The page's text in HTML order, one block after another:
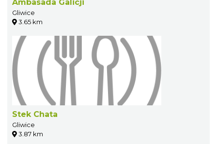
Ambasada Galicji
Gliwice
3.65 km
Stek Chata
Gliwice
3.87 km